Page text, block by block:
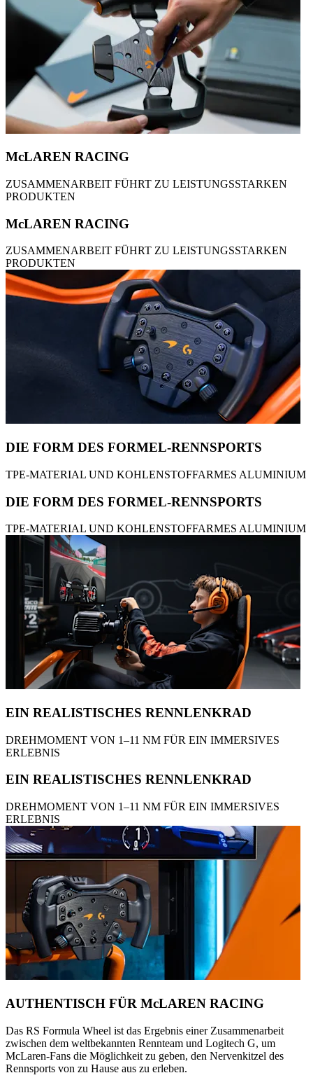
McLAREN RACING
ZUSAMMENARBEIT FÜHRT ZU LEISTUNGSSTARKEN
PRODUKTEN
McLAREN RACING
ZUSAMMENARBEIT FÜHRT ZU LEISTUNGSSTARKEN
PRODUKTEN
DIE FORM DES FORMEL-RENNSPORTS
TPE-MATERIAL UND KOHLENSTOFFARMES ALUMINIUM
DIE FORM DES FORMEL-RENNSPORTS
TPE-MATERIAL UND KOHLENSTOFFARMES ALUMINIUM
EIN REALISTISCHES RENNLENKRAD
DREHMOMENT VON 1–11 NM FÜR EIN IMMERSIVES
ERLEBNIS
EIN REALISTISCHES RENNLENKRAD
DREHMOMENT VON 1–11 NM FÜR EIN IMMERSIVES
ERLEBNIS
AUTHENTISCH FÜR McLAREN RACING
Das RS Formula Wheel ist das Ergebnis einer Zusammenarbeit
zwischen dem weltbekannten Rennteam und Logitech G, um
McLaren-Fans die Möglichkeit zu geben, den Nervenkitzel des
Rennsports von zu Hause aus zu erleben.